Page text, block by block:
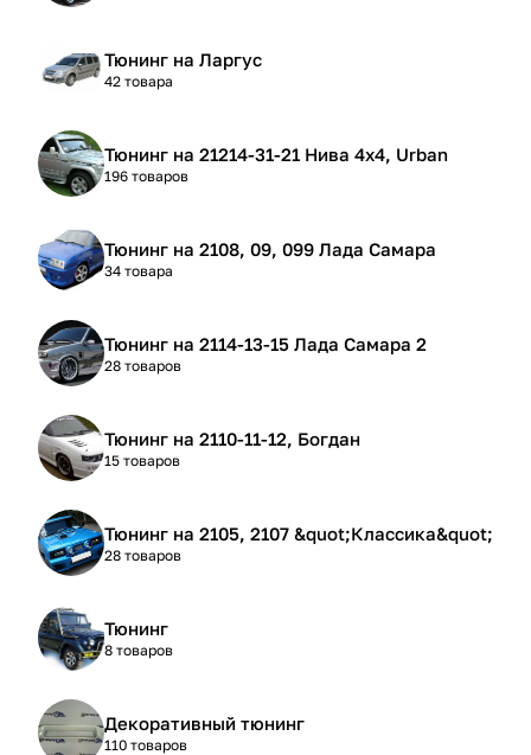
Тюнинг на Ларгус
42 товара
Тюнинг на 21214-31-21 Нива 4х4, Urban
196 товаров
Тюнинг на 2108, 09, 099 Лада Самара
34 товара
Тюнинг на 2114-13-15 Лада Самара 2
28 товаров
Тюнинг на 2110-11-12, Богдан
15 товаров
Тюнинг на 2105, 2107 &quot;Классика&quot;
28 товаров
Тюнинг
8 товаров
Декоративный тюнинг
110 товаров